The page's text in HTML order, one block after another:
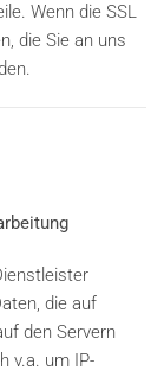
Wenn die SSL
die Sie an uns
die auf
den Servern
v.a. um IP-